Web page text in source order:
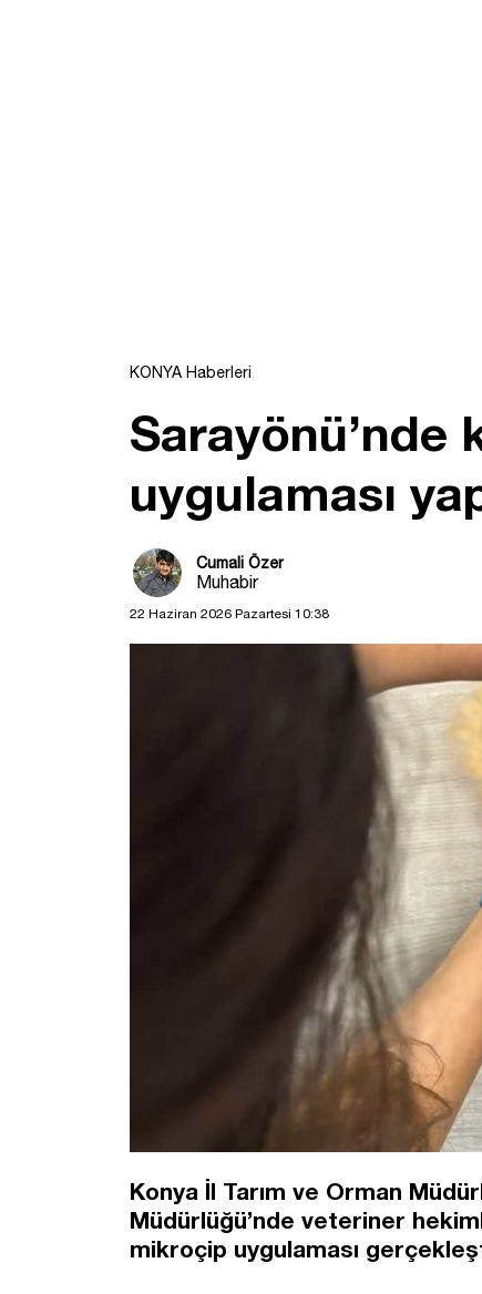
KONYA Haberleri
Sarayönü’nde
uygulaması
Cumali Özer
Muhabir
22 Haziran 2026 Pazartesi 10:38
​Konya İl Tarım ve Orman
Müdürlüğü’nde veteriner
mikroçip uygulaması